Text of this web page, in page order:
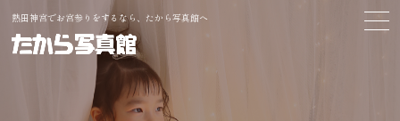
熱田神宮でお宮参りをするなら、たから写真館へ